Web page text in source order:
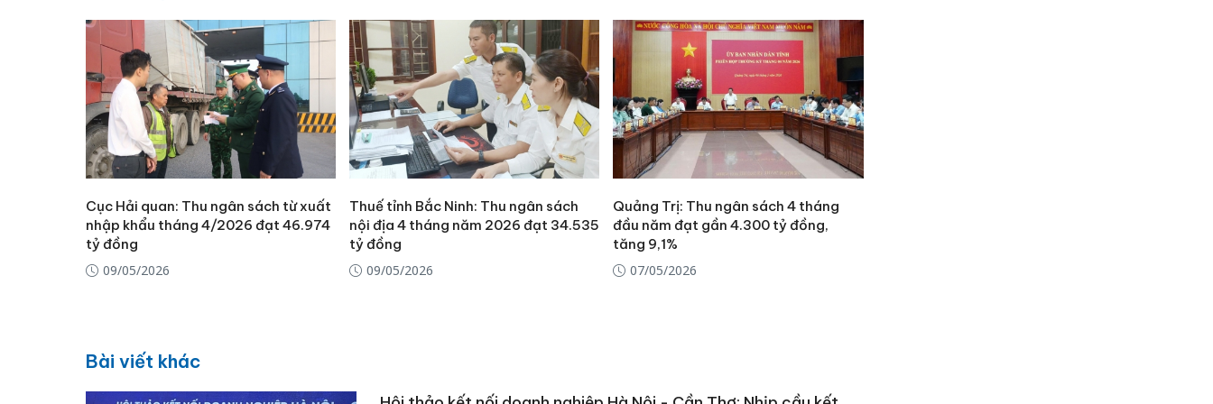
Cục Hải quan: Thu ngân sách từ xuất
nhập khẩu tháng 4/2026 đạt 46.974
tỷ đồng
09/05/2026
Thuế tỉnh Bắc Ninh: Thu ngân sách
nội địa 4 tháng năm 2026 đạt 34.535
tỷ đồng
09/05/2026
Quảng Trị: Thu ngân sách 4 tháng
đầu năm đạt gần 4.300 tỷ đồng,
tăng 9,1%
07/05/2026
Bài viết khác